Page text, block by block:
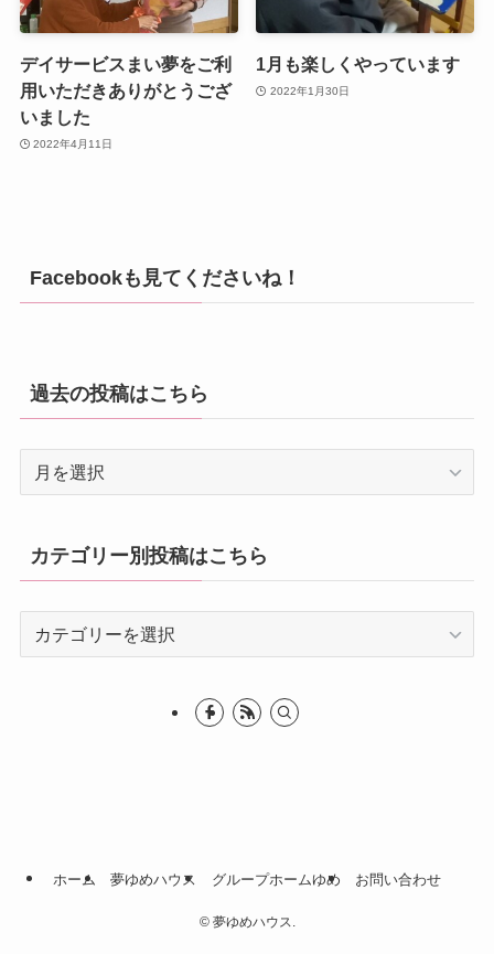
デイサービスまい夢をご利
用いただきありがとうござ
いました
2022年4月11日
1月も楽しくやっています
2022年1月30日
Facebookも見てくださいね！
過去の投稿はこちら
稿
ち
カテゴリー別投稿はこちら
こ
ホーム 夢ゆめハウス グループホームゆめ お問い合わせ
©夢ゆめハウス.